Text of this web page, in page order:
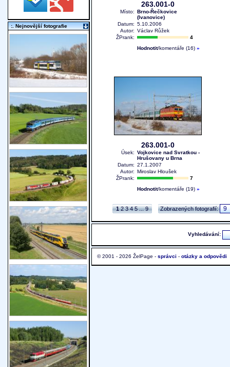
263.001-0
Místo:
Brno-Řečkovice
(Ivanovice)
Datum: 5.10.2006
Autor: Václav Růžek
ŽPrank:
4
Hodnotit/komentáře (16)»
263.001-0
Úsek: Vojkovice nad Svratkou -
Hrušovany u Brna
Datum: 27.1.2007
Autor:
Miroslav Hloušek
ŽPrank:
7
Hodnotit/komentáře (19)»
1 2 3 4 5...9 Zobrazených fotografií:
Vyhledávání:
© 2001 - 2026 ŽelPage - správci - otázky a odpovědi
:. Nejnovější fotografie